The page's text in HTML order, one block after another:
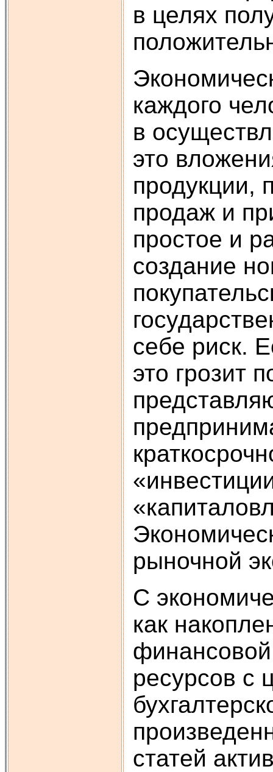
в целях
каждого
в
это
продукции,
продаж и
простое и
создание
себе риск.
это грозит
рыночной
С
как
финансовой
ресурсов с
статей